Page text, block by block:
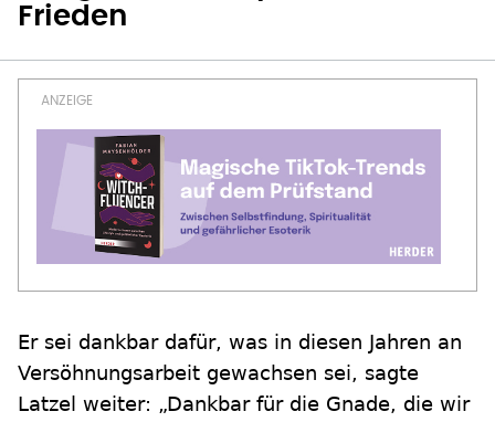
Frieden
Er sei dankbar dafür, was in diesen Jahren an
Versöhnungsarbeit gewachsen sei, sagte
Latzel weiter: „Dankbar für die Gnade, die wir